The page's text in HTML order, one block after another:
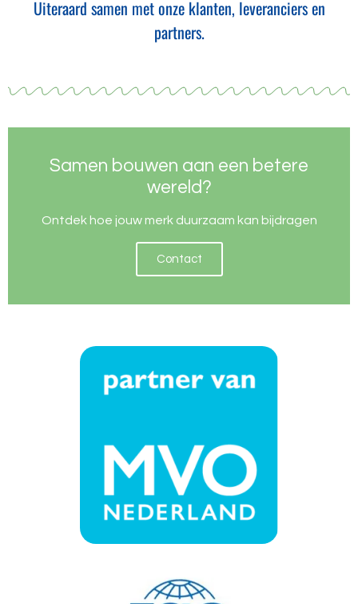
Uiteraard samen met onze klanten, leveranciers en
partners.
Samen bouwen aan een betere
wereld?
Ontdek hoe jouw merk duurzaam kan bijdragen
Contact